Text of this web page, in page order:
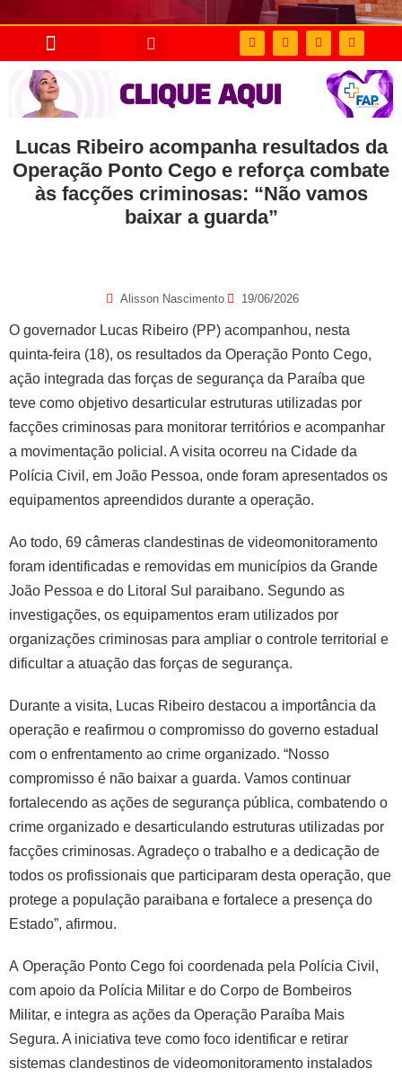
Lucas Ribeiro acompanha resultados da
Operação Ponto Cego e reforça combate
às facções criminosas: “Não vamos
baixar a guarda”
Alisson Nascimento 19/06/2026
O governador Lucas Ribeiro (PP) acompanhou, nesta
quinta-feira (18), os resultados da Operação Ponto Cego,
ação integrada das forças de segurança da Paraíba que
teve como objetivo desarticular estruturas utilizadas por
facções criminosas para monitorar territórios e acompanhar
a movimentação policial. A visita ocorreu na Cidade da
Polícia Civil, em João Pessoa, onde foram apresentados os
equipamentos apreendidos durante a operação.
Ao todo, 69 câmeras clandestinas de videomonitoramento
foram identificadas e removidas em municípios da Grande
João Pessoa e do Litoral Sul paraibano. Segundo as
investigações, os equipamentos eram utilizados por
organizações criminosas para ampliar o controle territorial e
dificultar a atuação das forças de segurança.
Durante a visita, Lucas Ribeiro destacou a importância da
operação e reafirmou o compromisso do governo estadual
com o enfrentamento ao crime organizado. “Nosso
compromisso é não baixar a guarda. Vamos continuar
fortalecendo as ações de segurança pública, combatendo o
crime organizado e desarticulando estruturas utilizadas por
facções criminosas. Agradeço o trabalho e a dedicação de
todos os profissionais que participaram desta operação, que
protege a população paraibana e fortalece a presença do
Estado”, afirmou.
A Operação Ponto Cego foi coordenada pela Polícia Civil,
com apoio da Polícia Militar e do Corpo de Bombeiros
Militar, e integra as ações da Operação Paraíba Mais
Segura. A iniciativa teve como foco identificar e retirar
sistemas clandestinos de videomonitoramento instalados